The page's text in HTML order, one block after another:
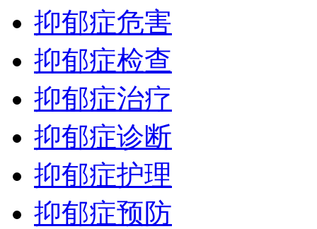
抑郁症危害
抑郁症检查
抑郁症治疗
抑郁症诊断
抑郁症护理
抑郁症预防